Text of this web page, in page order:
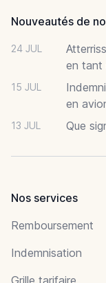
Nouveautés de
24 JUL
en tant
15 JUL
en
13 JUL Que
Nos services
Remboursement
Indemnisation
Grille tarifaire